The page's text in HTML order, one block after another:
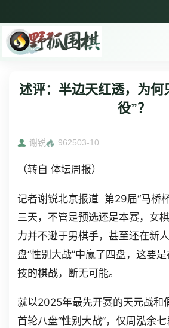
述评：半边天红透，为何
役”？
谢锐 962503-10
（转自 体坛周报）
记者谢锐北京报道 第29届“马桥
三天，不管是预选还是本赛，女
力并不逊于男棋手，甚至还在新
盘“性别大战”中赢了四盘，这要
技的棋战，断无可能。
就以2025年最先开赛的天元战和
首轮八盘“性别大战”，仅周泓余七